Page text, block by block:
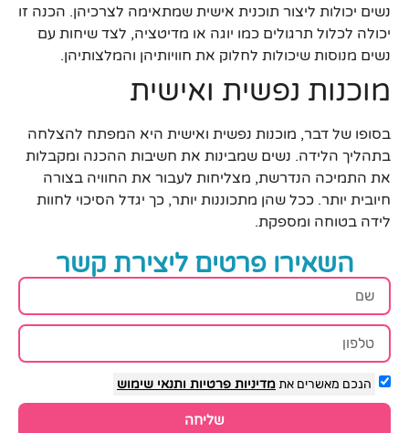
נשים יכולות ליצור תוכנית אישית שמתאימה לצרכיהן. הכנה זו
יכולה לכלול תרגולים כמו יוגה או מדיטציה, לצד שיחות עם
נשים מנוסות שיכולות לחלוק את חוויותיהן והמלצותיהן.
מוכנות נפשית ואישית
בסופו של דבר, מוכנות נפשית ואישית היא המפתח להצלחה
בתהליך הלידה. נשים שמבינות את חשיבות ההכנה ומקבלות
את התמיכה הנדרשת, מצליחות לעבור את החוויה בצורה
חיובית יותר. ככל שהן מתכוננות יותר, כך יגדל הסיכוי לחוות
לידה בטוחה ומספקת.
השאירו פרטים ליצירת קשר
הנכם מאשרים אתמדיניות פרטיות ותנאי שימוש
שליחה